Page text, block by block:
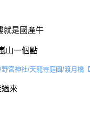
就是國產牛
山一個點
宮神社/天龍寺庭園/渡月橋【
來